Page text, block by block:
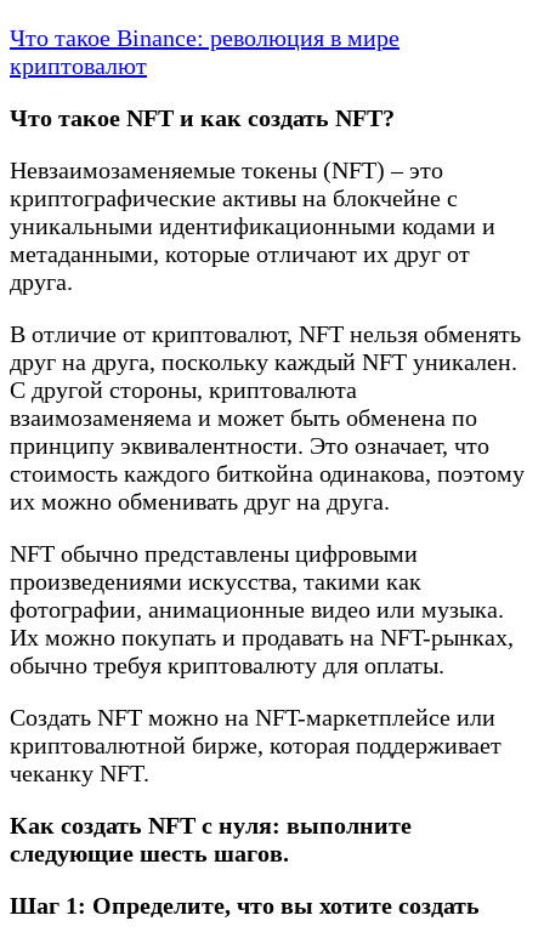
Что такое Binance: революция в мире
криптовалют
Что такое NFT и как создать NFT?
Невзаимозаменяемые токены (NFT) – это
криптографические активы на блокчейне с
уникальными идентификационными кодами и
метаданными, которые отличают их друг от
друга.
В отличие от криптовалют, NFT нельзя обменять
друг на друга, поскольку каждый NFT уникален.
С другой стороны, криптовалюта
взаимозаменяема и может быть обменена по
принципу эквивалентности. Это означает, что
стоимость каждого биткойна одинакова, поэтому
их можно обменивать друг на друга.
NFT обычно представлены цифровыми
произведениями искусства, такими как
фотографии, анимационные видео или музыка.
Их можно покупать и продавать на NFT-рынках,
обычно требуя криптовалюту для оплаты.
Создать NFT можно на NFT-маркетплейсе или
криптовалютной бирже, которая поддерживает
чеканку NFT.
Как создать NFT с нуля: выполните
следующие шесть шагов.
Шаг 1: Определите, что вы хотите создать